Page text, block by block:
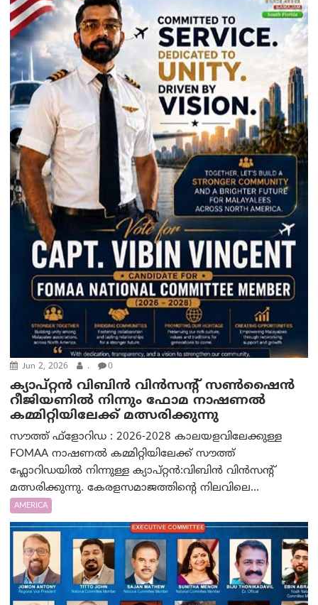
Jun 2, 2026 . 0
ക്യാപ്റ്റൻ വിബിൻ വിൻസന്റ് സൺഷൈൻ
റീജിയണിൽ നിന്നും ഫോമ നാഷണൽ
കമ്മിറ്റിയിലേക്ക് മത്സരിക്കുന്നു
സൗത്ത് ഫ്ളോറിഡ : 2026-2028 കാലയളവിലേക്കുള്ള
FOMAA നാഷണൽ കമ്മിറ്റിയിലേക്ക് സൗത്ത്
ഫ്ലോറിഡയിൽ നിന്നുള്ള ക്യാപ്റ്റൻ:വിബിൻ വിൻസന്റ്
മത്സരിക്കുന്നു. കേരളസമാജത്തിന്റെ നിലവിലെ...
AMERICA